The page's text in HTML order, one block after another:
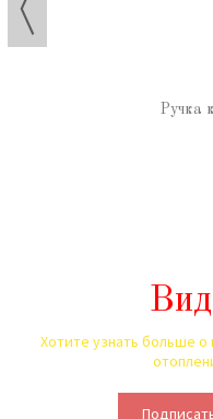
Ручка
Хотите узнать больше